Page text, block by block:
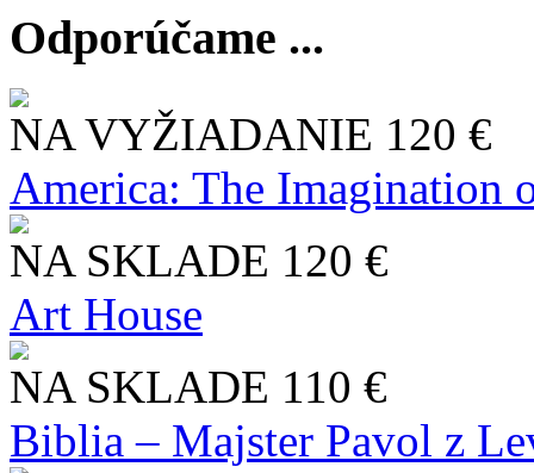
Odporúčame ...
NA VYŽIADANIE 120 €
America: The Imagination
NA SKLADE 120 €
Art House
NA SKLADE 110 €
Biblia – Majster Pavol z